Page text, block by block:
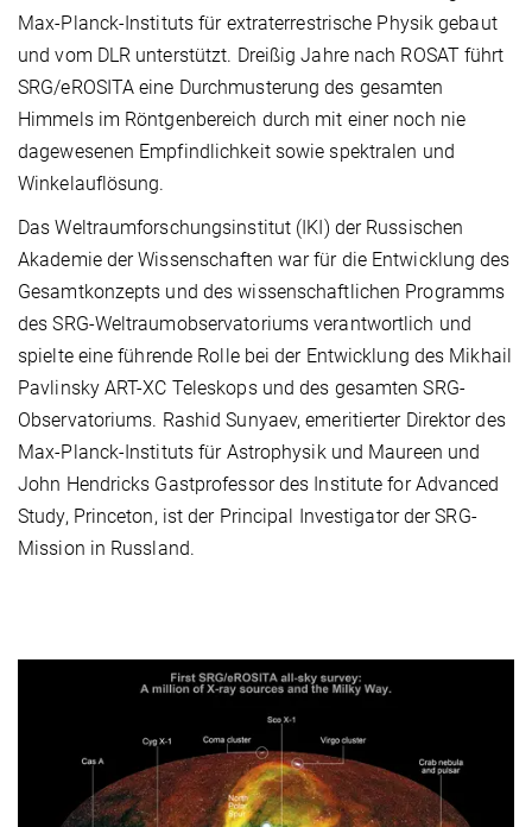
Max-Planck-Instituts für extraterrestrische Physik gebaut
und vom DLR unterstützt. Dreißig Jahre nach ROSAT führt
SRG/eROSITA eine Durchmusterung des gesamten
Himmels im Röntgenbereich durch mit einer noch nie
dagewesenen Empfindlichkeit sowie spektralen und
Winkelauflösung.
Das Weltraumforschungsinstitut (IKI) der Russischen
Akademie der Wissenschaften war für die Entwicklung des
Gesamtkonzepts und des wissenschaftlichen Programms
des SRG-Weltraumobservatoriums verantwortlich und
spielte eine führende Rolle bei der Entwicklung des Mikhail
Pavlinsky ART-XC Teleskops und des gesamten SRG-
Observatoriums. Rashid Sunyaev, emeritierter Direktor des
Max-Planck-Instituts für Astrophysik und Maureen und
John Hendricks Gastprofessor des Institute for Advanced
Study, Princeton, ist der Principal Investigator der SRG-
Mission in Russland.